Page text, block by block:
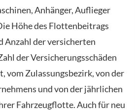
Anhänger, Auflieger
Höhe des Flottenbeitrags
Anzahl der versicherten
der Versicherungsschäden
vom Zulassungsbezirk, von der
und von der jährlichen
Fahrzeugflotte. Auch für neu